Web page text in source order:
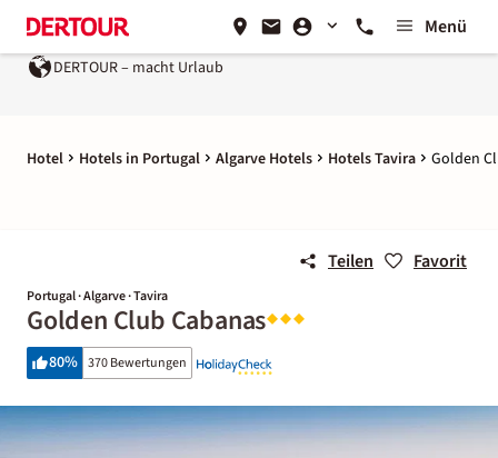
Menü
DERTOUR – macht Urlaub
Hotel Hotels in Portugal Algarve Hotels Hotels Tavira Golden
Teilen Favorit
Portugal · Algarve · Tavira
Golden Club Cabanas
80% 370 Bewertungen